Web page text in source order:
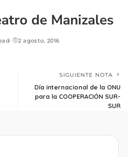
de Manizales
2 agosto, 2016
SIGUIENTE NOTA
Día internacional de la ONU
para la COOPERACIÓN SUR-
SUR